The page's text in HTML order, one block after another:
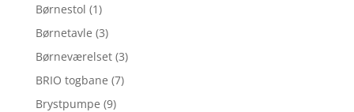
Børnestol (1)
Børnetavle (3)
Børneværelset (3)
BRIO togbane (7)
Brystpumpe (9)